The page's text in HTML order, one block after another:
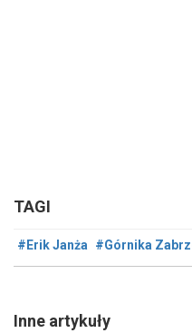
TAGI
#Erik Janża #Górnika
Inne artykuły